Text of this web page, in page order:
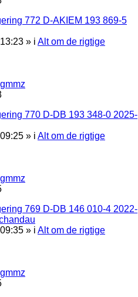
772 D-AKIEM 193 869-5
» i Alt om de rigtige
gmmz
770 D-DB 193 348-0 2025-
» i Alt om de rigtige
gmmz
769 D-DB 146 010-4 2022-
» i Alt om de rigtige
gmmz